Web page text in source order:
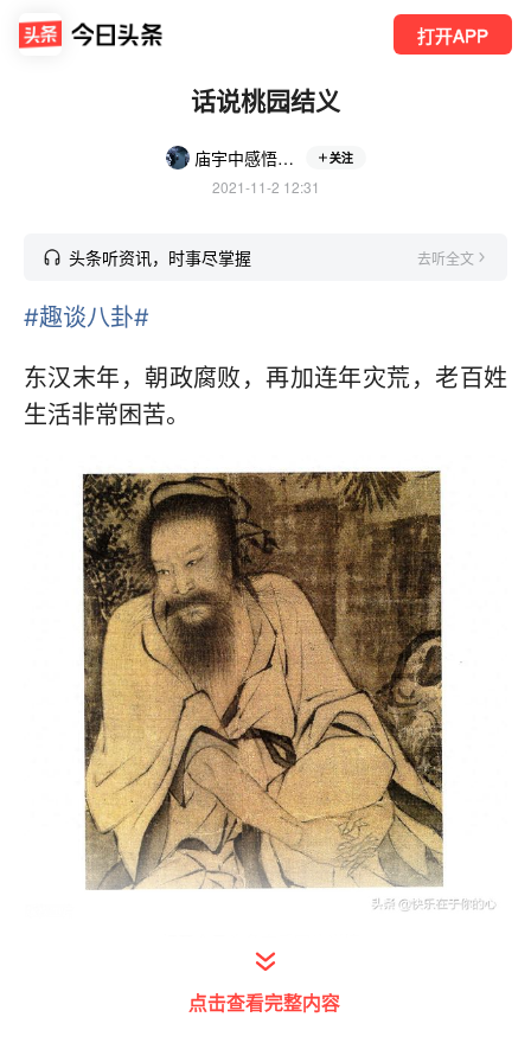
打开APP
话说桃园结义
庙宇中感悟小哲理 关注
2021-11-2 12:31
头条听资讯，时事尽掌握 去听全文
#趣谈八卦#
东汉末年，朝政腐败，再加连年灾荒，老百姓
生活非常困苦。
巨鹿人张角，原来是一个落地秀才。他见人民
点击查看完整内容